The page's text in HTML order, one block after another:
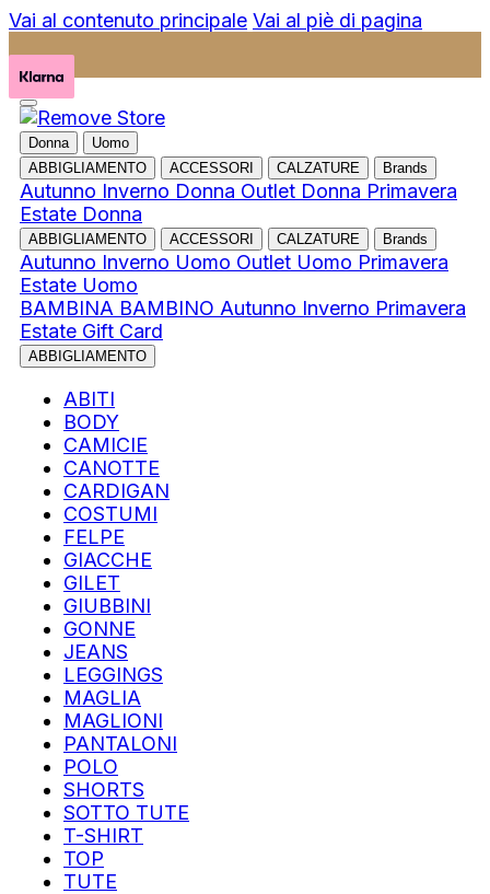
Vai al contenuto principale Vai al piè di pagina
Donna
Uomo
ABBIGLIAMENTO
ACCESSORI CALZATURE Brands
Autunno Inverno Donna Outlet Donna Primavera
Estate Donna
ABBIGLIAMENTO ACCESSORI CALZATURE Brands
Autunno Inverno Uomo Outlet Uomo Primavera
Estate Uomo
BAMBINA BAMBINO Autunno Inverno Primavera
Estate Gift Card
ABBIGLIAMENTO
ABITI
BODY
CAMICIE
CANOTTE
CARDIGAN
COSTUMI
FELPE
GIACCHE
GILET
GIUBBINI
GONNE
JEANS
LEGGINGS
MAGLIA
MAGLIONI
PANTALONI
POLO
SHORTS
SOTTO TUTE
T-SHIRT
TOP
TUTE